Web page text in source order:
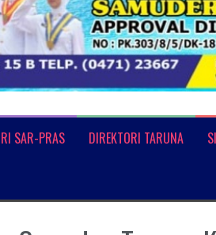
Palopo
SAR-PRAS DIREKTORI TARUNA